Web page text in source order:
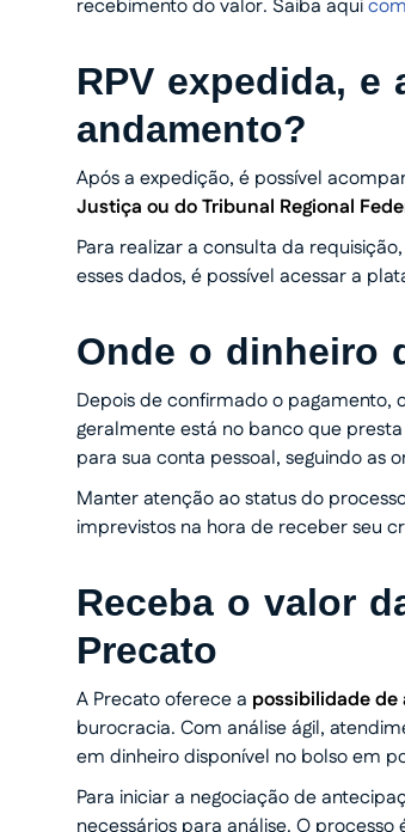
recebimento do valor. Saiba aqui
RPV expedida,
andamento?
Após a expedição, é possível
Justiça ou do Tribunal Regional
Para realizar a consulta da
esses dados, é possível acessar a
Onde o dinheiro
Depois de confirmado o pagamento,
geralmente está no banco que
para sua conta pessoal, seguindo as
Manter atenção ao status do
imprevistos na hora de receber seu
Receba o valor
Precato
A Precato oferece a possibilidade de
burocracia. Com análise ágil,
em dinheiro disponível no bolso em
Para iniciar a negociação de
necessários para análise. O